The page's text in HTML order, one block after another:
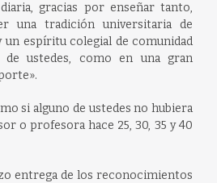
gracias por enseñar tanto,
una tradición universitaria de
un espíritu colegial de comunidad
ustedes, como en una gran
si alguno de ustedes no hubiera
o profesora hace 25, 30, 35 y 40
entrega de los reconocimientos